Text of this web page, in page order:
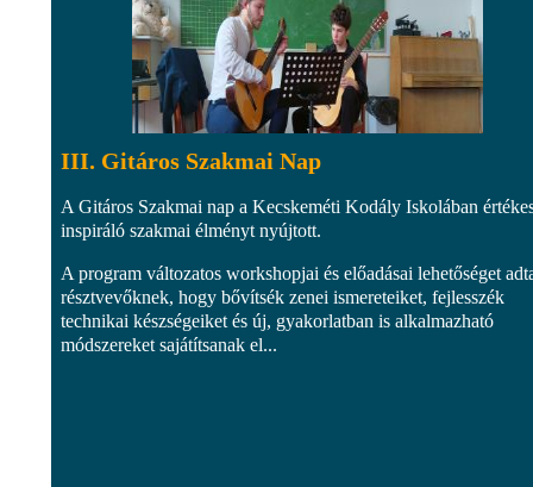
III. Gitáros Szakmai Nap
A Gitáros Szakmai nap a Kecskeméti Kodály Iskolában
inspiráló szakmai élményt nyújtott.
A program változatos workshopjai és előadásai lehetőséget
résztvevőknek, hogy bővítsék zenei ismereteiket, fejlesszék
technikai készségeiket és új, gyakorlatban is alkalmazható
módszereket sajátítsanak el...